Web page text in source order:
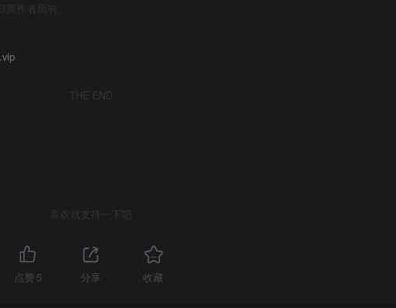
作者所有。
THE END
喜欢就支持一下吧
点赞 5 分享 收藏